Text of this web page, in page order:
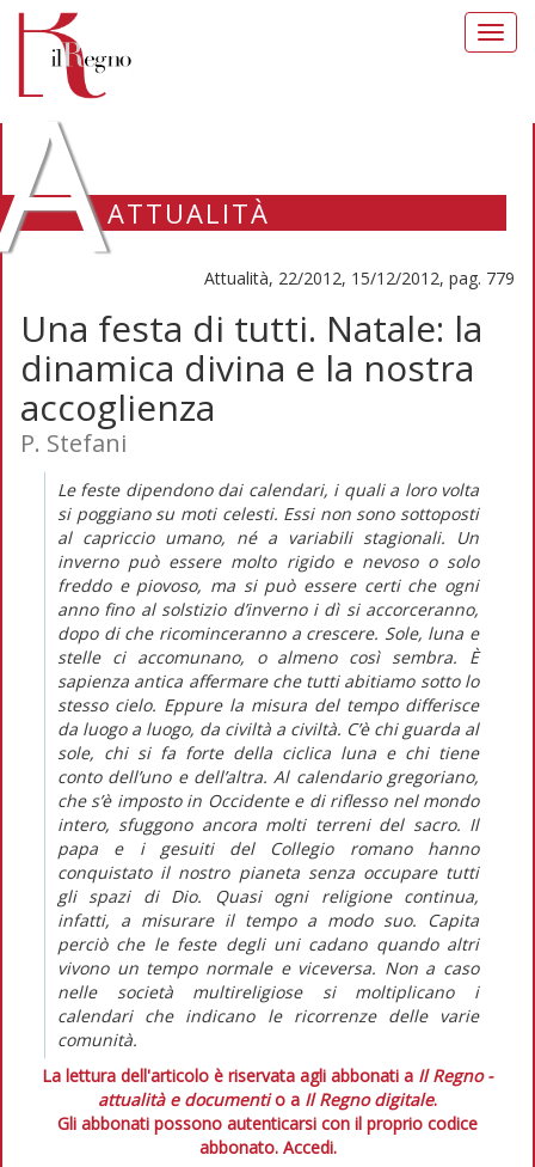
ATTUALITÀ
Attualità, 22/2012, 15/12/2012, pag. 779
Una festa di tutti. Natale: la
dinamica divina e la nostra
accoglienza
P. Stefani
Le feste dipendono dai calendari, i quali a loro volta
si poggiano su moti celesti. Essi non sono sottoposti
al capriccio umano, né a variabili stagionali. Un
inverno può essere molto rigido e nevoso o solo
freddo e piovoso, ma si può essere certi che ogni
anno fino al solstizio d’inverno i dì si accorceranno,
dopo di che ricominceranno a crescere. Sole, luna e
stelle ci accomunano, o almeno così sembra. È
sapienza antica affermare che tutti abitiamo sotto lo
stesso cielo. Eppure la misura del tempo differisce
da luogo a luogo, da civiltà a civiltà. C’è chi guarda al
sole, chi si fa forte della ciclica luna e chi tiene
conto dell’uno e dell’altra. Al calendario gregoriano,
che s’è imposto in Occidente e di riflesso nel mondo
intero, sfuggono ancora molti terreni del sacro. Il
papa e i gesuiti del Collegio romano hanno
conquistato il nostro pianeta senza occupare tutti
gli spazi di Dio. Quasi ogni religione continua,
infatti, a misurare il tempo a modo suo. Capita
perciò che le feste degli uni cadano quando altri
vivono un tempo normale e viceversa. Non a caso
nelle società multireligiose si moltiplicano i
calendari che indicano le ricorrenze delle varie
comunità.
La lettura dell'articolo è riservata agli abbonati a Il Regno -
attualità e documentio a Il Regno digitale.
Gli abbonati possono autenticarsi con il proprio codice
abbonato. Accedi.